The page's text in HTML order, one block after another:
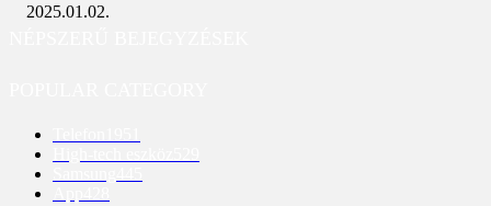
2025.01.02.